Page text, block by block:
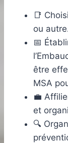
📑
ou
📅
être
MSA
💼
et
🔍